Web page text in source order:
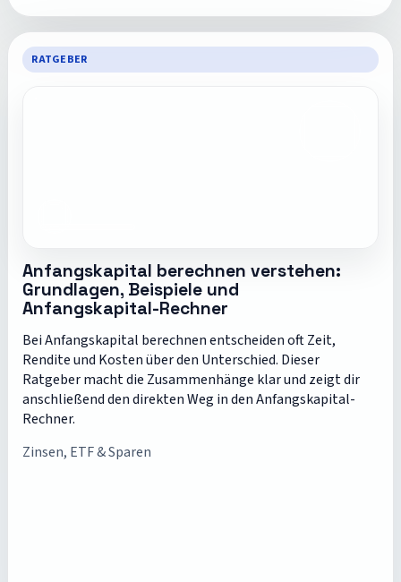
RATGEBER
Anfangskapital berechnen verstehen:
Grundlagen, Beispiele und
Anfangskapital-Rechner
Bei Anfangskapital berechnen entscheiden oft Zeit,
Rendite und Kosten über den Unterschied. Dieser
Ratgeber macht die Zusammenhänge klar und zeigt dir
anschließend den direkten Weg in den Anfangskapital-
Rechner.
Zinsen, ETF & Sparen